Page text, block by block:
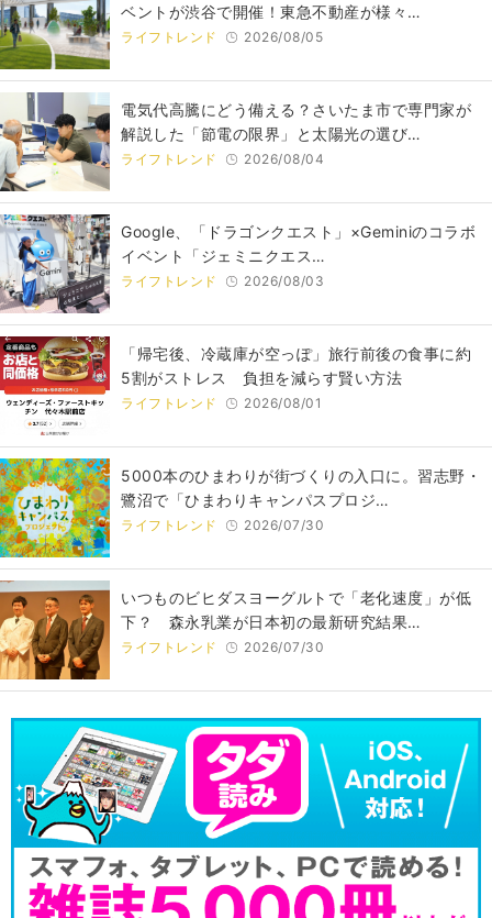
ベントが渋谷で開催！東急不動産が様々…
ライフトレンド 2026/08/05
電気代高騰にどう備える？さいたま市で専門家が
解説した「節電の限界」と太陽光の選び…
ライフトレンド 2026/08/04
Google、「ドラゴンクエスト」×Geminiのコラボ
イベント「ジェミニクエス…
ライフトレンド 2026/08/03
「帰宅後、冷蔵庫が空っぽ」旅行前後の食事に約
5割がストレス 負担を減らす賢い方法
ライフトレンド 2026/08/01
5000本のひまわりが街づくりの入口に。習志野・
鷺沼で「ひまわりキャンパスプロジ…
ライフトレンド 2026/07/30
いつものビヒダスヨーグルトで「老化速度」が低
下？ 森永乳業が日本初の最新研究結果…
ライフトレンド 2026/07/30